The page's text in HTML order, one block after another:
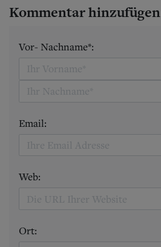
Kommentar hinzufügen
Vor- Nachname*:
Email:
Web:
Ort: